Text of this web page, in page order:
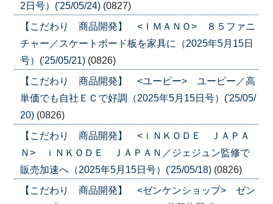
2日号）('25/05/24) (0827)
【こだわり 商品開発】 <ＩＭＡＮＯ> ８５ファニ
チャー／スケートボード板を家具に（2025年5月15日
号）('25/05/21) (0826)
【こだわり 商品開発】 <ユーピー> ユーピー／高
単価でも自社ＥＣで好調（2025年5月15日号）('25/05/
20) (0826)
【こだわり 商品開発】 <ｉＮＫＯＤＥ ＪＡＰＡ
Ｎ> ｉＮＫＯＤＥ ＪＡＰＡＮ／ジェジュン監修で
販売加速へ（2025年5月15日号）('25/05/18) (0826)
【こだわり 商品開発】 <ゼンケンショップ> ゼン